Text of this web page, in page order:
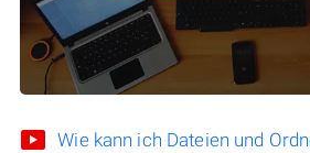
Wie kann ich Dateien und